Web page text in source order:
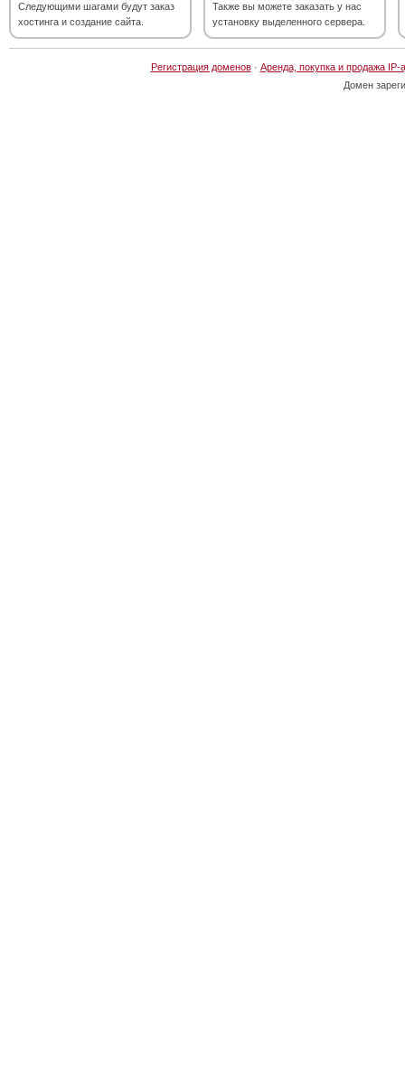
Следующими шагами будут заказ
хостинга и создание сайта.
Также вы можете заказать у нас
установку выделенного сервера.
Регистрация доменов· Аренда, покупка и продажа IP-
Домен